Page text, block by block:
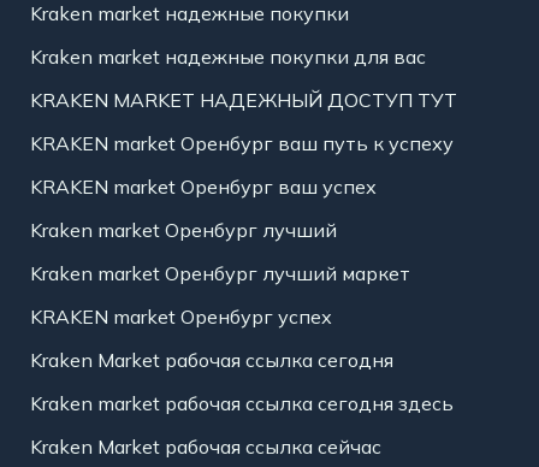
Kraken market надежные покупки
Kraken market надежные покупки для вас
KRAKEN MARKET НАДЕЖНЫЙ ДОСТУП ТУТ
KRAKEN market Оренбург ваш путь к успеху
KRAKEN market Оренбург ваш успех
Kraken market Оренбург лучший
Kraken market Оренбург лучший маркет
KRAKEN market Оренбург успех
Kraken Market рабочая ссылка сегодня
Kraken market рабочая ссылка сегодня здесь
Kraken Market рабочая ссылка сейчас